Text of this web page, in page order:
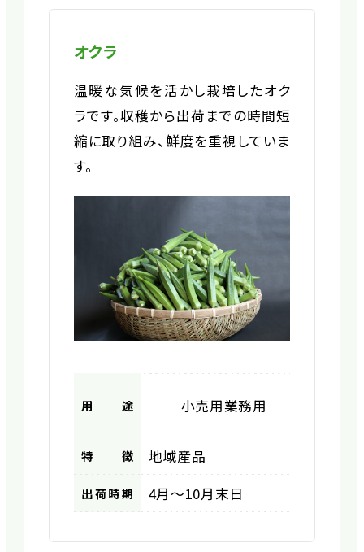
オクラ
温暖な気候を活かし栽培したオク
ラです。収穫から出荷までの時間短
縮に取り組み、鮮度を重視していま
す。
用途 小売用業務用
特徴 地域産品
出荷時期 4月～10月末日